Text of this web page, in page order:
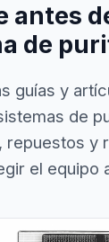
antes
de
guías y
de
repuestos y
el equipo